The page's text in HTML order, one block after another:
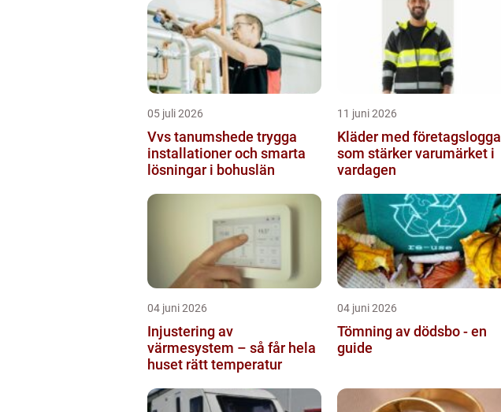
05 juli 2026
Vvs tanumshede trygga
installationer och smarta
lösningar i bohuslän
11 juni 2026
Kläder med företagslogga
som stärker varumärket i
vardagen
04 juni 2026
Injustering av
värmesystem – så får hela
huset rätt temperatur
04 juni 2026
Tömning av dödsbo - en
guide